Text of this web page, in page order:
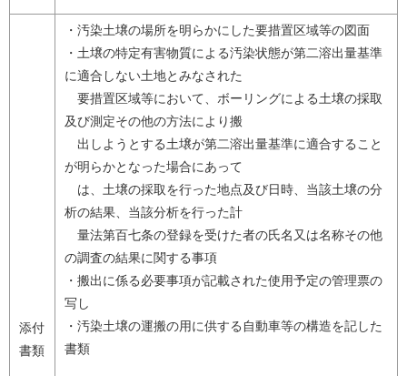
添付
書類
・汚染土壌の場所を明らかにした要措置区域等の図面
・土壌の特定有害物質による汚染状態が第二溶出量基準
に適合しない土地とみなされた
要措置区域等において、ボーリングによる土壌の採取
及び測定その他の方法により搬
出しようとする土壌が第二溶出量基準に適合すること
が明らかとなった場合にあって
は、土壌の採取を行った地点及び日時、当該土壌の分
析の結果、当該分析を行った計
量法第百七条の登録を受けた者の氏名又は名称その他
の調査の結果に関する事項
・搬出に係る必要事項が記載された使用予定の管理票の
写し
・汚染土壌の運搬の用に供する自動車等の構造を記した
書類